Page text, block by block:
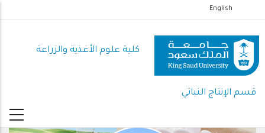
إلى
المحتوى
الرئيسي
English
كلية علوم الأغذية والزراعة
قسم الإنتاج النباتي